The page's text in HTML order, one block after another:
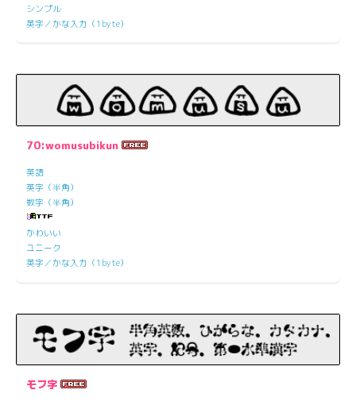
シンプル
英字／かな入力（1byte）
70:womusubikun
英語
英字（半角）
数字（半角）
かわいい
ユニーク
英字／かな入力（1byte）
モフ字